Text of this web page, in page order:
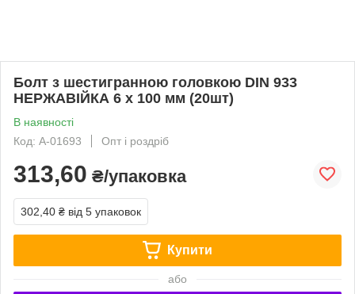
Болт з шестигранною головкою DIN 933
НЕРЖАВІЙКА 6 х 100 мм (20шт)
В наявності
Код: A-01693
Опт і роздріб
313,60 ₴/упаковка
302,40 ₴ від 5 упаковок
Купити
або